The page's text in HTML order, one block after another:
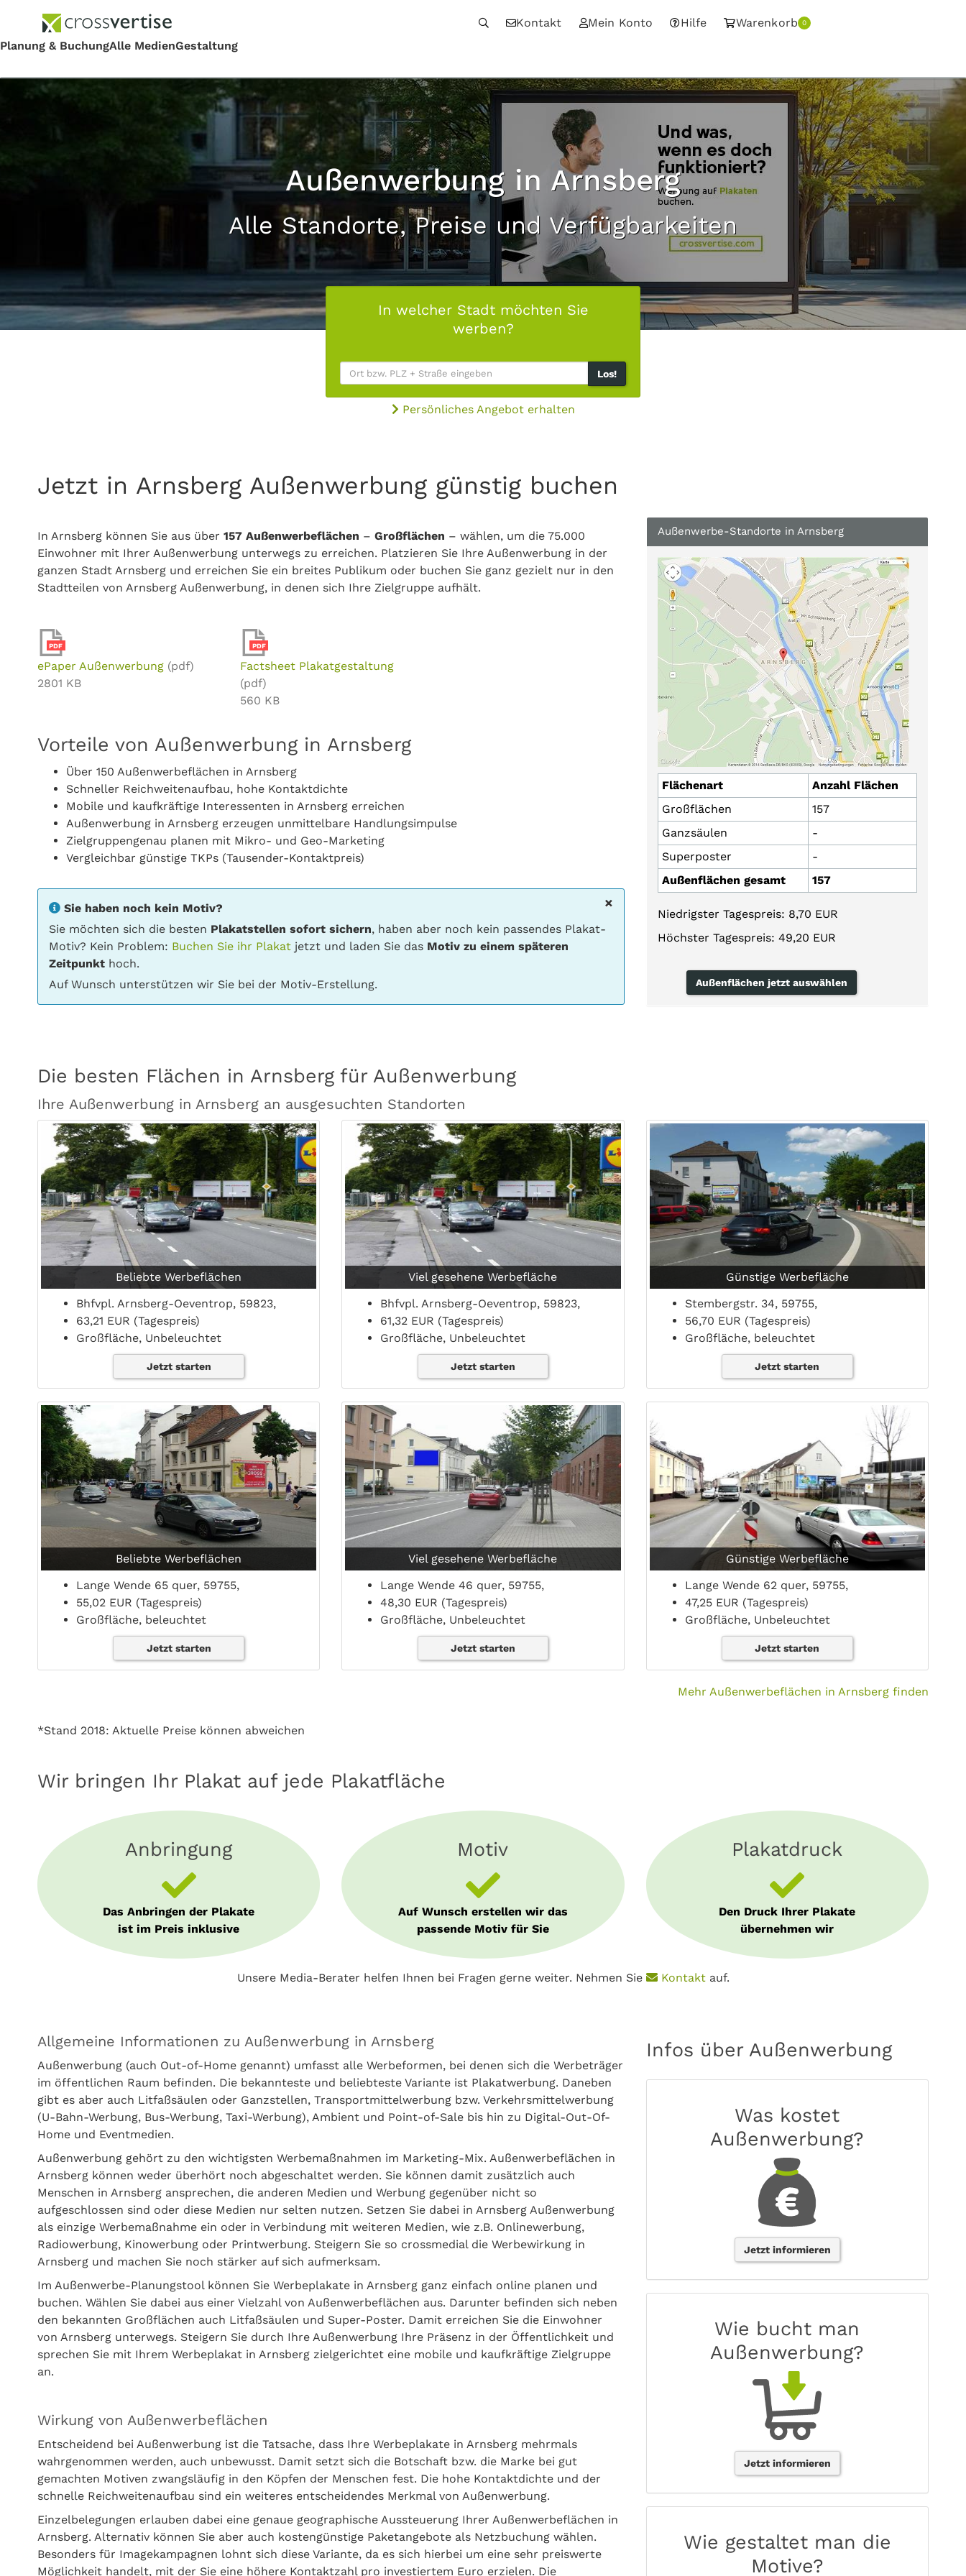
Kontakt Mein Konto Hilfe Warenkorb 0
Außenwerbung in Arnsberg
Alle Standorte, Preise und Verfügbarkeiten
In welcher Stadt möchten Sie
werben?
Los!
Persönliches Angebot erhalten
Jetzt in Arnsberg Außenwerbung günstig buchen
In Arnsberg können Sie aus über 157 Außenwerbeflächen – Großflächen – wählen, um die 75.000
Einwohner mit Ihrer Außenwerbung unterwegs zu erreichen. Platzieren Sie Ihre Außenwerbung in der
ganzen Stadt Arnsberg und erreichen Sie ein breites Publikum oder buchen Sie ganz gezielt nur in den
Stadtteilen von Arnsberg Außenwerbung, in denen sich Ihre Zielgruppe aufhält.
PDF
ePaper Außenwerbung (pdf)
2801 KB
PDF
Factsheet Plakatgestaltung
(pdf)
560 KB
Vorteile von Außenwerbung in Arnsberg
Über 150 Außenwerbeflächen in Arnsberg
Schneller Reichweitenaufbau, hohe Kontaktdichte
Mobile und kaufkräftige Interessenten in Arnsberg erreichen
Außenwerbung in Arnsberg erzeugen unmittelbare Handlungsimpulse
Zielgruppengenau planen mit Mikro- und Geo-Marketing
Vergleichbar günstige TKPs (Tausender-Kontaktpreis)
×
Sie haben noch kein Motiv?
Sie möchten sich die besten Plakatstellen sofort sichern, haben aber noch kein passendes Plakat-
Motiv? Kein Problem: Buchen Sie ihr Plakat jetzt und laden Sie das Motiv zu einem späteren
Zeitpunkt hoch.
Auf Wunsch unterstützen wir Sie bei der Motiv-Erstellung.
Außenwerbe-Standorte in Arnsberg
Flächenart
Anzahl Flächen
Großflächen
157
Ganzsäulen
-
Superposter
-
Außenflächen gesamt
157
Niedrigster Tagespreis: 8,70 EUR
Höchster Tagespreis: 49,20 EUR
Außenflächen jetzt auswählen
Die besten Flächen in Arnsberg für Außenwerbung
Ihre Außenwerbung in Arnsberg an ausgesuchten Standorten
Beliebte Werbeflächen
Bhfvpl. Arnsberg-Oeventrop, 59823,
63,21 EUR (Tagespreis)
Großfläche, Unbeleuchtet
Jetzt starten
Viel gesehene Werbefläche
Bhfvpl. Arnsberg-Oeventrop, 59823,
61,32 EUR (Tagespreis)
Großfläche, Unbeleuchtet
Jetzt starten
Günstige Werbefläche
Stembergstr. 34, 59755,
56,70 EUR (Tagespreis)
Großfläche, beleuchtet
Jetzt starten
Beliebte Werbeflächen
Lange Wende 65 quer, 59755,
55,02 EUR (Tagespreis)
Großfläche, beleuchtet
Jetzt starten
Viel gesehene Werbefläche
Lange Wende 46 quer, 59755,
48,30 EUR (Tagespreis)
Großfläche, Unbeleuchtet
Jetzt starten
Günstige Werbefläche
Lange Wende 62 quer, 59755,
47,25 EUR (Tagespreis)
Großfläche, Unbeleuchtet
Jetzt starten
Mehr Außenwerbeflächen in Arnsberg finden
*Stand 2018: Aktuelle Preise können abweichen
Wir bringen Ihr Plakat auf jede Plakatfläche
Anbringung
Das Anbringen der Plakate
ist im Preis inklusive
Motiv
Auf Wunsch erstellen wir das
passende Motiv für Sie
Plakatdruck
Den Druck Ihrer Plakate
übernehmen wir
Unsere Media-Berater helfen Ihnen bei Fragen gerne weiter. Nehmen Sie Kontaktauf.
Allgemeine Informationen zu Außenwerbung in Arnsberg
Außenwerbung (auch Out-of-Home genannt) umfasst alle Werbeformen, bei denen sich die Werbeträger
im öffentlichen Raum befinden. Die bekannteste und beliebteste Variante ist Plakatwerbung. Daneben
gibt es aber auch Litfaßsäulen oder Ganzstellen, Transportmittelwerbung bzw. Verkehrsmittelwerbung
(U-Bahn-Werbung, Bus-Werbung, Taxi-Werbung), Ambient und Point-of-Sale bis hin zu Digital-Out-Of-
Home und Eventmedien.
Außenwerbung gehört zu den wichtigsten Werbemaßnahmen im Marketing-Mix. Außenwerbeflächen in
Arnsberg können weder überhört noch abgeschaltet werden. Sie können damit zusätzlich auch
Menschen in Arnsberg ansprechen, die anderen Medien und Werbung gegenüber nicht so
aufgeschlossen sind oder diese Medien nur selten nutzen. Setzen Sie dabei in Arnsberg Außenwerbung
als einzige Werbemaßnahme ein oder in Verbindung mit weiteren Medien, wie z.B. Onlinewerbung,
Radiowerbung, Kinowerbung oder Printwerbung. Steigern Sie so crossmedial die Werbewirkung in
Arnsberg und machen Sie noch stärker auf sich aufmerksam.
Im Außenwerbe-Planungstool können Sie Werbeplakate in Arnsberg ganz einfach online planen und
buchen. Wählen Sie dabei aus einer Vielzahl von Außenwerbeflächen aus. Darunter befinden sich neben
den bekannten Großflächen auch Litfaßsäulen und Super-Poster. Damit erreichen Sie die Einwohner
von Arnsberg unterwegs. Steigern Sie durch Ihre Außenwerbung Ihre Präsenz in der Öffentlichkeit und
sprechen Sie mit Ihrem Werbeplakat in Arnsberg zielgerichtet eine mobile und kaufkräftige Zielgruppe
an.
Wirkung von Außenwerbeflächen
Entscheidend bei Außenwerbung ist die Tatsache, dass Ihre Werbeplakate in Arnsberg mehrmals
wahrgenommen werden, auch unbewusst. Damit setzt sich die Botschaft bzw. die Marke bei gut
gemachten Motiven zwangsläufig in den Köpfen der Menschen fest. Die hohe Kontaktdichte und der
schnelle Reichweitenaufbau sind ein weiteres entscheidendes Merkmal von Außenwerbung.
Einzelbelegungen erlauben dabei eine genaue geographische Aussteuerung Ihrer Außenwerbeflächen in
Arnsberg. Alternativ können Sie aber auch kostengünstige Paketangebote als Netzbuchung wählen.
Besonders für Imagekampagnen lohnt sich diese Variante, da es sich hierbei um eine sehr preiswerte
Möglichkeit handelt, mit der Sie eine höhere Kontaktzahl pro investiertem Euro erzielen. Die
Infos über Außenwerbung
Was kostet
Außenwerbung?
Jetzt informieren
Wie bucht man
Außenwerbung?
Jetzt informieren
Wie gestaltet man die
Motive?